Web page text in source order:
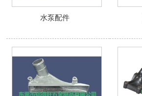
水泵配件